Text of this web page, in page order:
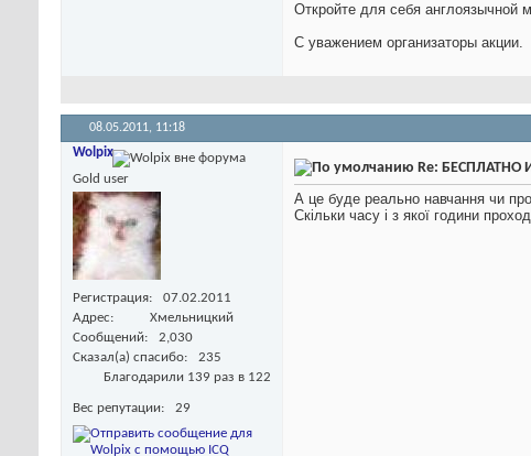
Откройте для себя англоязычной
С уважением организаторы акции.
08.05.2011, 11:18
Wolpix
Gold user
Регистрация
07.02.2011
Адрес
Хмельницкий
Сообщений
2,030
Сказал(а) спасибо
235
Благодарили 139 раз в 122
Вес репутации 29
Re: БЕСПЛАТНО
А це буде реально навчання чи
Скільки часу і з якої години